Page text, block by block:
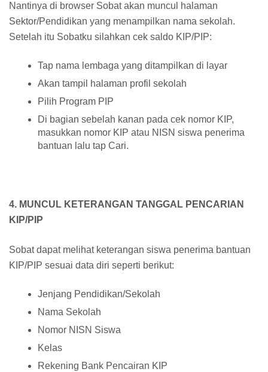
Nantinya di browser Sobat akan muncul halaman
Sektor/Pendidikan yang menampilkan nama sekolah.
Setelah itu Sobatku silahkan cek saldo KIP/PIP:
Tap nama lembaga yang ditampilkan di layar
Akan tampil halaman profil sekolah
Pilih Program PIP
Di bagian sebelah kanan pada cek nomor KIP,
masukkan nomor KIP atau NISN siswa penerima
bantuan lalu tap Cari.
4. MUNCUL KETERANGAN TANGGAL PENCARIAN
KIP/PIP
Sobat dapat melihat keterangan siswa penerima bantuan
KIP/PIP sesuai data diri seperti berikut:
Jenjang Pendidikan/Sekolah
Nama Sekolah
Nomor NISN Siswa
Kelas
Rekening Bank Pencairan KIP